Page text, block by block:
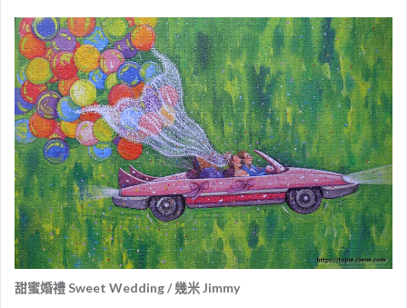
甜蜜婚禮 Sweet Wedding / 幾米 Jimmy